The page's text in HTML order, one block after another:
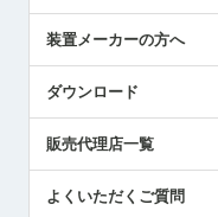
採用情報
国/地域/言語
エアマイクロセンサ製品
メトロールの技術
社員ブログ
中小企業のBCP地震対策
センサのテクニカルガイド
社長ブログ
装置メーカーの方へ
ダウンロード
販売代理店一覧
よくいただくご質問